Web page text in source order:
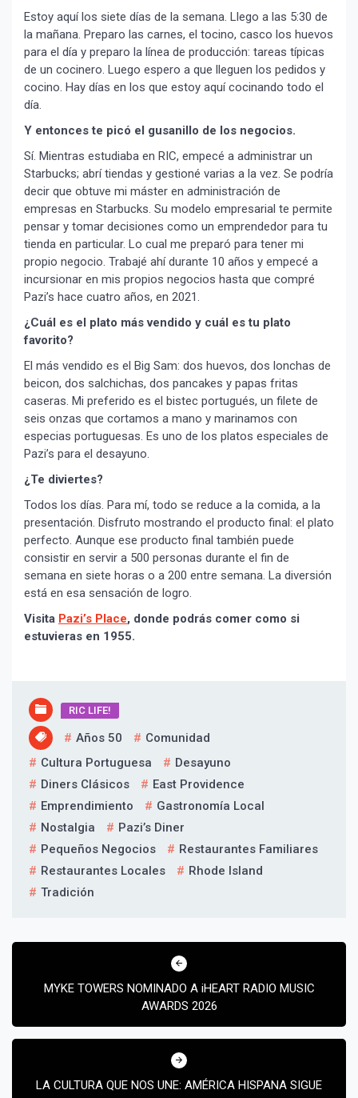
¡Suscríbete y Vive la
Experiencia!
Suscribír
Estoy aquí los siete días de la semana. Llego a las 5:30 de
la mañana. Preparo las carnes, el tocino, casco los huevos
para el día y preparo la línea de producción: tareas típicas
de un cocinero. Luego espero a que lleguen los pedidos y
cocino. Hay días en los que estoy aquí cocinando todo el
día.
Y entonces te picó el gusanillo de los negocios.
Sí. Mientras estudiaba en RIC, empecé a administrar un
Starbucks; abrí tiendas y gestioné varias a la vez. Se podría
decir que obtuve mi máster en administración de
empresas en Starbucks. Su modelo empresarial te permite
pensar y tomar decisiones como un emprendedor para tu
tienda en particular. Lo cual me preparó para tener mi
propio negocio. Trabajé ahí durante 10 años y empecé a
incursionar en mis propios negocios hasta que compré
Pazi’s hace cuatro años, en 2021.
¿Cuál es el plato más vendido y cuál es tu plato
favorito?
El más vendido es el Big Sam: dos huevos, dos lonchas de
beicon, dos salchichas, dos pancakes y papas fritas
caseras. Mi preferido es el bistec portugués, un filete de
seis onzas que cortamos a mano y marinamos con
especias portuguesas. Es uno de los platos especiales de
Pazi’s para el desayuno.
¿Te diviertes?
Todos los días. Para mí, todo se reduce a la comida, a la
presentación. Disfruto mostrando el producto final: el plato
perfecto. Aunque ese producto final también puede
consistir en servir a 500 personas durante el fin de
semana en siete horas o a 200 entre semana. La diversión
está en esa sensación de logro.
Visita Pazi’s Place, donde podrás comer como si
estuvieras en 1955.
RIC LIFE!
Años 50
Comunidad
Cultura Portuguesa
Desayuno
Diners Clásicos
East Providence
Emprendimiento
Gastronomía Local
Nostalgia
Pazi’s Diner
Pequeños Negocios
Restaurantes Familiares
Restaurantes Locales
Rhode Island
Tradición
Navegación
entradas
MYKE TOWERS NOMINADO A iHEART RADIO MUSIC
AWARDS 2026
LA CULTURA QUE NOS UNE: AMÉRICA HISPANA SIGUE